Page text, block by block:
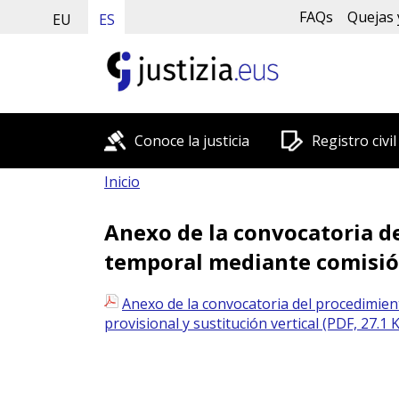
EU ES FAQs Quejas
Conoce la justicia Registro civil
Inicio
Anexo de la convocatoria
temporal mediante
Anexo de la convocatoria del
provisional y sustitución vertical (PDF, 27.1